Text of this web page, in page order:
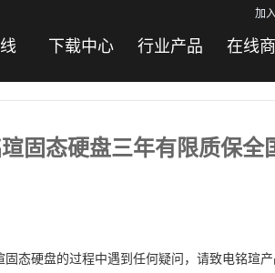
下载中心 行业产品 在线
加
固态硬盘三年有限质保全
态硬盘的过程中遇到任何疑问，请致电铭瑄